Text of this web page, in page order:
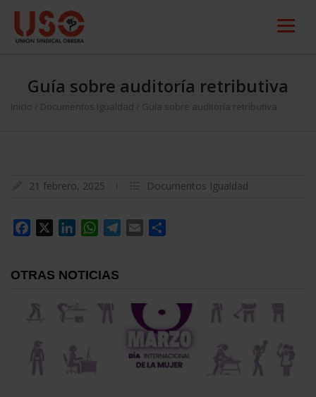
Guía sobre auditoría retributiva
Inicio Documentos Igualdad Guía sobre auditoría retributiva
21 febrero, 2025 Documentos Igualdad
Facebook LinkedInWhatsApp
Telegram
Email
OTRAS NOTICIAS